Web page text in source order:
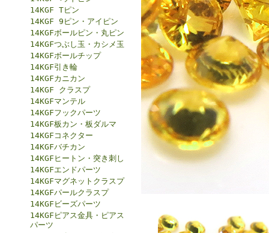
14KGF Tピン
14KGF 9ピン・アイピン
14KGFボールピン・丸ピン
14KGFつぶし玉・カシメ玉
14KGFボールチップ
14KGF引き輪
14KGFカニカン
14KGF クラスプ
14KGFマンテル
14KGFフックパーツ
14KGF板カン・板ダルマ
14KGFコネクター
14KGFバチカン
14KGFヒートン・突き刺し
14KGFエンドパーツ
14KGFマグネットクラスプ
14KGFパールクラスプ
14KGFビーズパーツ
14KGFピアス金具・ピアス
パーツ